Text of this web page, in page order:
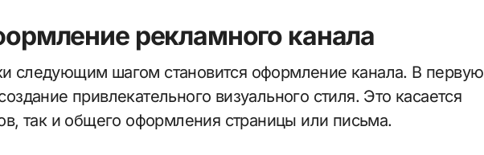
рекламного канала
следующим шагом становится оформление канала. В первую
привлекательного визуального стиля. Это касается
так и общего оформления страницы или письма.